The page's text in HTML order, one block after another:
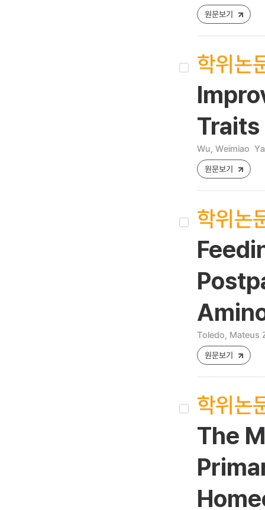
원문보기
학위논
Traits
Wu, Weimiao
원문보기
학위논
Toledo, Mateus
원문보기
학위논
The